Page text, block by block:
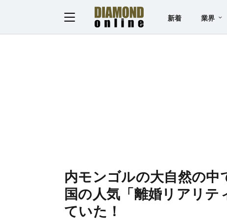
新着 業界
内モンゴルの大自然の
国の人気「離婚リアリテ
ていた！